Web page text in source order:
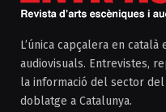
L’única capçalera en
audiovisuals. Entrevistes,
la informació del sector
doblatge a Catalunya.